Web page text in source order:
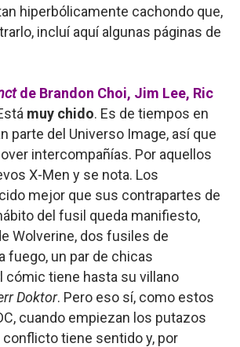
hiperbólicamente cachondo que,
incluí aquí algunas páginas de
de Brandon Choi, Jim Lee, Ric
muy chido. Es de tiempos en
parte del Universo Image, así que
intercompañías. Por aquellos
X-Men y se nota. Los
mejor que sus contrapartes de
del fusil queda manifiesto,
Wolverine, dos fusiles de
fuego, un par de chicas
cómic tiene hasta su villano
Doktor. Pero eso sí, como estos
cuando empiezan los putazos
conflicto tiene sentido y, por